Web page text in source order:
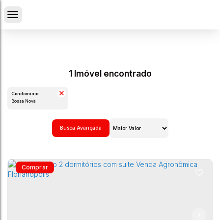
1 Imóvel encontrado
Condomínio:
Bossa Nova
Busca Avançada